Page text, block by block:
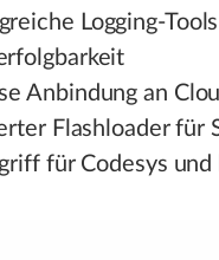
Logging-
Anbindung an
Flashloader für
für Codesys